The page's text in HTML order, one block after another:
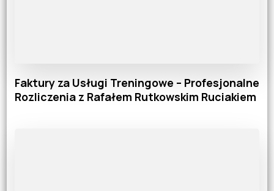
Faktury za Usługi Treningowe – Profesjonalne
Rozliczenia z Rafałem Rutkowskim Ruciakiem